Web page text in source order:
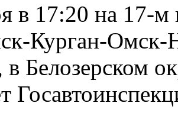
в 17:20 на 17-м
Курган-Омск-
Белозерском